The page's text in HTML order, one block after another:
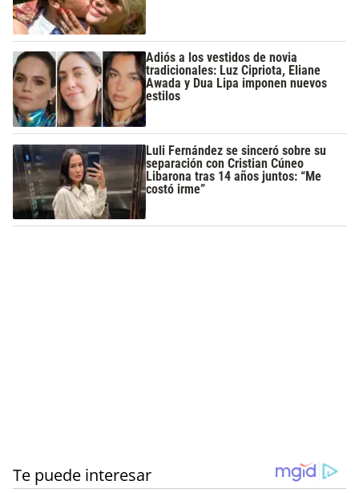
Adiós a los vestidos de novia
tradicionales: Luz Cipriota, Eliane
Awada y Dua Lipa imponen nuevos
estilos
Luli Fernández se sinceró sobre su
separación con Cristian Cúneo
Libarona tras 14 años juntos: “Me
costó irme”